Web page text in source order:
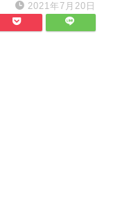
2021年7月20日